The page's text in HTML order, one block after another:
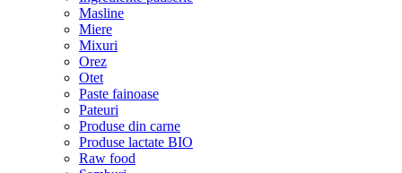
Masline
Miere
Mixuri
Orez
Otet
Paste fainoase
Pateuri
Produse din carne
Produse lactate BIO
Raw food